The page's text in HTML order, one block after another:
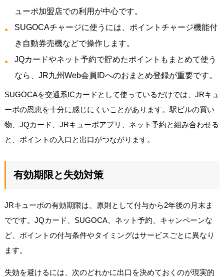
ューポ加盟店での利用が中心です。
SUGOCAチャージに使うには、ポイントチャージ機能付
き自動券売機などで操作します。
JQカードやネット予約で貯めたポイントもまとめて使う
なら、JR九州Web会員IDへのおまとめ登録が重要です。
SUGOCAを交通系ICカードとして使っているだけでは、JRキュ
ーポの恩恵を十分に感じにくいことがあります。駅ビルの買い
物、JQカード、JRキューポアプリ、ネット予約と組み合わせる
と、ポイントの入口と出口がつながります。
有効期限と失効対策
JRキューポの有効期限は、原則として付与から2年後の月末ま
でです。JQカード、SUGOCA、ネット予約、キャンペーンな
ど、ポイントの付与条件やタイミングはサービスごとに異なり
ます。
失効を避けるには、次のどれかに出口を決めておくのが現実的